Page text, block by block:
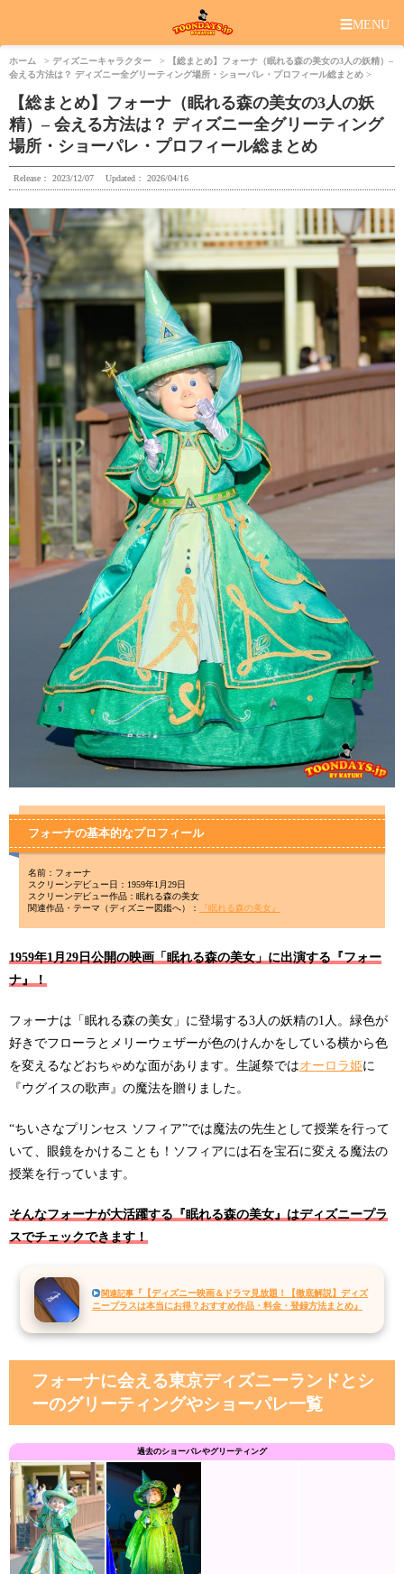
☰MENU
ホーム ディズニーキャラクター
【総まとめ】フォーナ（眠れる森の美女の3人の妖精）–
会える方法は？ ディズニー全グリーティング場所・ショーパレ・プロフィール総まとめ
【総まとめ】フォーナ（眠れる森の美女の3人の妖
精）– 会える方法は？ ディズニー全グリーティング
場所・ショーパレ・プロフィール総まとめ
Release： 2023/12/07 Updated： 2026/04/16
フォーナの基本的なプロフィール
名前：フォーナ
スクリーンデビュー日：1959年1月29日
スクリーンデビュー作品：眠れる森の美女
関連作品・テーマ（ディズニー図鑑へ）：
『眠れる森の美女』
1959年1月29日公開の映画「眠れる森の美女」に出演する『フォー
ナ』！
フォーナは「眠れる森の美女」に登場する3人の妖精の1人。緑色が
好きでフローラとメリーウェザーが色のけんかをしている横から色
を変えるなどおちゃめな面があります。生誕祭ではオーロラ姫に
『ウグイスの歌声』の魔法を贈りました。
“ちいさなプリンセス ソフィア”では魔法の先生として授業を行って
いて、眼鏡をかけることも！ソフィアには石を宝石に変える魔法の
授業を行っています。
そんなフォーナが大活躍する『眠れる森の美女』はディズニープラ
スでチェックできます！
関連記事 『【ディズニー映画＆ドラマ見放題！【徹底解説】ディズ
ニープラスは本当にお得？おすすめ作品・料金・登録方法まとめ』
フォーナに会える東京ディズニーランドとシ
ーのグリーティングやショーパレ一覧
過去のショーパレやグリーティング